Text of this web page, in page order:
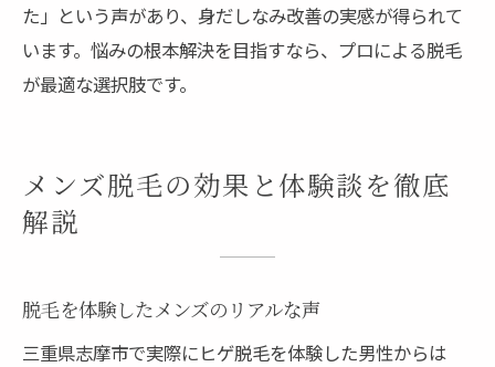
た」という声があり、身だしなみ改善の実感が得られて
います。悩みの根本解決を目指すなら、プロによる脱毛
が最適な選択肢です。
メンズ脱毛の効果と体験談を徹底
解説
脱毛を体験したメンズのリアルな声
三重県志摩市で実際にヒゲ脱毛を体験した男性からは